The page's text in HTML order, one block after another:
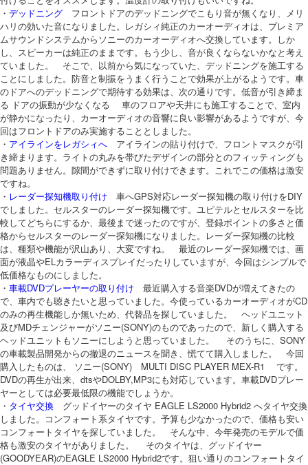
・ デッドニング フロントドアのデッドニングでこもり音が無くなり、メリ
ハリの効いた音になりました。レガシィ純正のカーオーディオは、プレミア
ムサウンドシステムからソニーのカーオーディオへ交換しています。しか
し、スピーカーは純正のままです。もう少し、音が良くならないかなと考え
ていました。 そこで、以前から気になっていた、デッドニングを施工する
ことにしました。防音と制振をうまく行うことで効果が上がるようです。車
のドアへのデッドニングで期待する効果は、次の通りです。低音が引き締ま
る ドアの振動が少なくなる 車のフロアや天井にも施工することで、室内
が静かになったり、カーオーディオの音響に良い影響があるようですが、今
回はフロントドアのみ実施することとしました。
・ アイラインをレガシィへ アイラインの貼り付けで、フロントマスクが引
き締まります。ライトの丸みを帯びたデザインの部分とのフィッティングも
問題ありません。隙間ができずに取り付けできます。これでこの価格は激安
ですね。
・ レーダー探知機取り付け 車へGPS対応レーダー探知機の取り付けをDIY
でしました。セルスターのレーダー探知機です。ユピテルとセルスターを比
較してどちらにするか、最後まで迷ったのですが、登録ポイントの多さと価
格からセルスターのレーダー探知機になりました。レーダー探知機の比較
は、種類や機能が沢山あり、大変ですね。 最近のレーダー探知機では、画
面が液晶やELカラーディスプレイだったりしていますが、今回はシンプルで
低価格なものにしました。
・ 車載DVDプレーヤーの取り付け 最近購入する音楽DVDが増えてきたの
で、車内でも聴きたいと思っていました。今使っているカーオーディオがCD
のみの再生機能しか無いため、代替品を探していました。 ヘッドユニット
及びMDチェンジャーがソニー(SONY)のものであったので、新しく購入する
ヘッドユニットもソニーにしようと思っていました。 そのうちに、SONY
の車載製品開発からの撤退のニュースを聞き、慌てて購入しました。 今回
購入したものは、 ソニー(SONY) MULTI DISC PLAYER MEX-R1 です。
DVDの再生が出来、dtsやDOLBY,MP3にも対応しています。車載DVDプレー
ヤーとしては必要最低限の機能でしょうか。
・ タイヤ交換 グッドイヤーのタイヤ EAGLE LS2000 Hybrid2 へタイヤ交換
しました。コンフォート系タイヤです。予算も少なかったので、価格も安い
コンフォートタイヤを探していました。 そんな中、今年発売のモデルで価
格も激安のタイヤがありました。 そのタイヤは、グッドイヤー
(GOODYEAR)のEAGLE LS2000 Hybrid2です。狙い通りのコンフォートタイ